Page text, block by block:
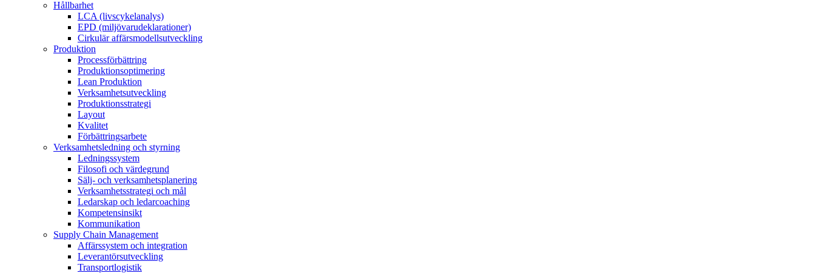
Hållbarhet
LCA (livscykelanalys)
EPD (miljövarudeklarationer)​
Cirkulär affärsmodellsutveckling​
Produktion
Processförbättring​
Produktionsoptimering​
Lean Produktion​
Verksamhetsutveckling​
Produktionsstrategi​
Layout​
Kvalitet
Förbättringsarbete
Verksamhetsledning och styrning
Ledningssystem
Filosofi och värdegrund
Sälj- och verksamhetsplanering
Verksamhetsstrategi och mål
Ledarskap och ledarcoaching
Kompetensinsikt
Kommunikation
Supply Chain Management
Affärssystem och integration
Leverantörsutveckling
Transportlogistik